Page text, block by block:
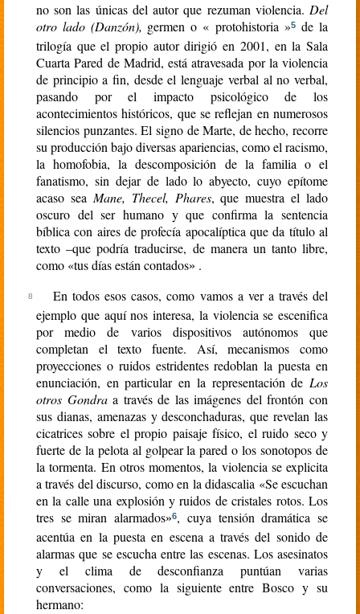
no son las únicas del autor que rezuman violencia. Del
otro lado (Danzón), germen o « protohistoria »5 de la
trilogía que el propio autor dirigió en 2001, en la Sala
Cuarta Pared de Madrid, está atravesada por la violencia
de principio a fin, desde el lenguaje verbal al no verbal,
pasando por el impacto psicológico de los
acontecimientos históricos, que se reflejan en numerosos
silencios punzantes. El signo de Marte, de hecho, recorre
su producción bajo diversas apariencias, como el racismo,
la homofobia, la descomposición de la familia o el
fanatismo, sin dejar de lado lo abyecto, cuyo epítome
acaso seaMane, Thecel, Phares, que muestra el lado
oscuro del ser humano y que confirma la sentencia
bíblica con aires de profecía apocalíptica que da título al
texto –que podría traducirse, de manera un tanto libre,
como «tus días están contados» .
En todos esos casos, como vamos a ver a través del
ejemplo que aquí nos interesa, la violencia se escenifica
por medio de varios dispositivos autónomos que
completan el texto fuente. Así, mecanismos como
proyecciones o ruidos estridentes redoblan la puesta en
enunciación, en particular en la representación de Los
otros Gondraa través de las imágenes del frontón con
sus dianas, amenazas y desconchaduras, que revelan las
cicatrices sobre el propio paisaje físico, el ruido seco y
fuerte de la pelota al golpear la pared o los sonotopos de
la tormenta. En otros momentos, la violencia se explicita
a través del discurso, como en la didascalia «Se escuchan
en la calle una explosión y ruidos de cristales rotos. Los
tres se miran alarmados»6, cuya tensión dramática se
acentúa en la puesta en escena a través del sonido de
alarmas que se escucha entre las escenas. Los asesinatos
y el clima de desconfianza puntúan varias
conversaciones, como la siguiente entre Bosco y su
hermano: